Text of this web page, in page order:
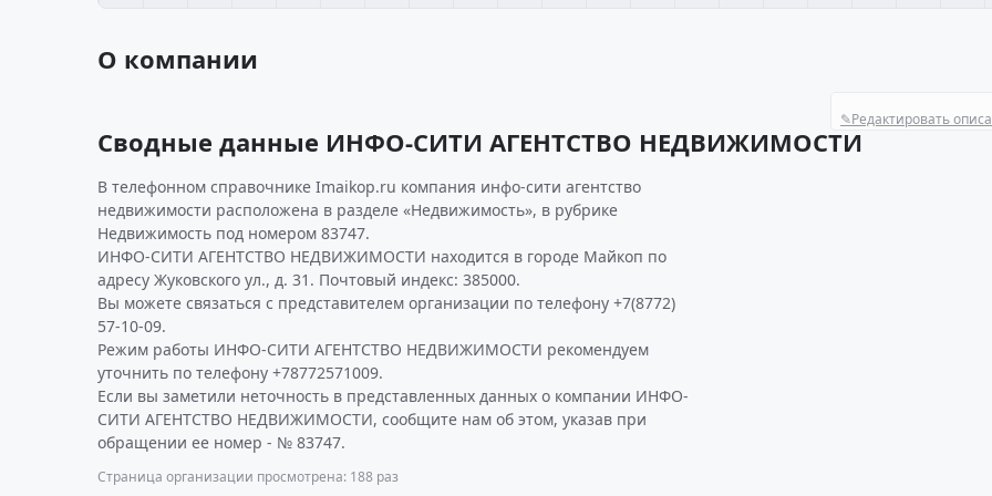
О компании
✎Редактировать
Сводные данные ИНФО-СИТИ АГЕНТСТВО НЕДВИЖИМОСТИ
В телефонном справочнике Imaikop.ru компания инфо-сити агентство
недвижимости расположена в разделе «Недвижимость», в рубрике
Недвижимость под номером 83747.
ИНФО-СИТИ АГЕНТСТВО НЕДВИЖИМОСТИ находится в городе Майкоп по
адресу Жуковского ул., д. 31. Почтовый индекс: 385000.
Вы можете связаться с представителем организации по телефону +7(8772)
57-10-09.
Режим работы ИНФО-СИТИ АГЕНТСТВО НЕДВИЖИМОСТИ рекомендуем
уточнить по телефону +78772571009.
Если вы заметили неточность в представленных данных о компании ИНФО-
СИТИ АГЕНТСТВО НЕДВИЖИМОСТИ, сообщите нам об этом, указав при
обращении ее номер - № 83747.
Страница организации просмотрена: 188 раз